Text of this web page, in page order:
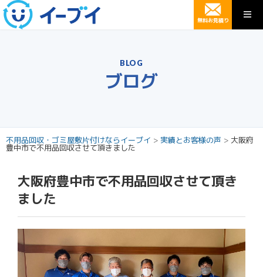
無料お見積り
BLOG
ブログ
不用品回収・ゴミ屋敷片付けならイーブイ > 実績とお客様の声 > 大阪府
豊中市で不用品回収させて頂きました
大阪府豊中市で不用品回収させて頂き
ました